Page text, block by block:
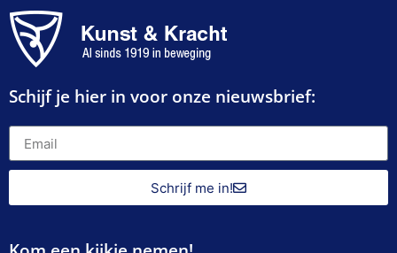
Schijf je hier in voor onze nieuwsbrief:
Schrijf me in!